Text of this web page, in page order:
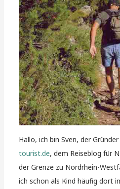
Hallo, ich bin Sven, der
tourist.de, dem Reiseblog für
der Grenze zu Nordrhein-
ich schon als Kind häufig dort